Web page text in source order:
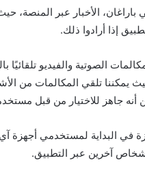
الأخبار عبر المنصة،
إذا أرادوا ذلك.
الصوتية والفيديو
يمكننا تلقي المكالمات من
أنه جاهز للاختيار من قبل
في البداية لمستخدمي أجهزة
آخرين عبر التطبيق.